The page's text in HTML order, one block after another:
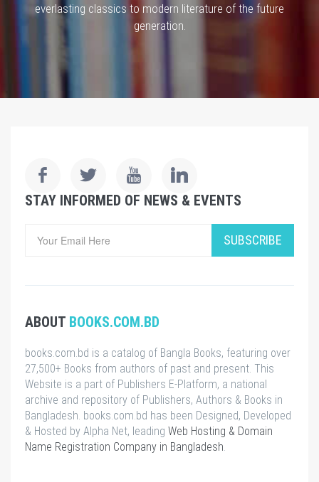
everlasting classics to modern literature of the future
generation.
STAY INFORMED OF NEWS & EVENTS
SUBSCRIBE
ABOUT BOOKS.COM.BD
books.com.bd is a catalog of Bangla Books, featuring over
27,500+ Books from authors of past and present. This
Website is a part of Publishers E-Platform, a national
archive and repository of Publishers, Authors & Books in
Bangladesh. books.com.bd has been Designed, Developed
& Hosted by Alpha Net, leading Web Hosting & Domain
Name Registration Company in Bangladesh.